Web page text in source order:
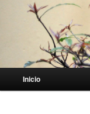
Main menu
Skip to primary
Skip to secondary
Inicio